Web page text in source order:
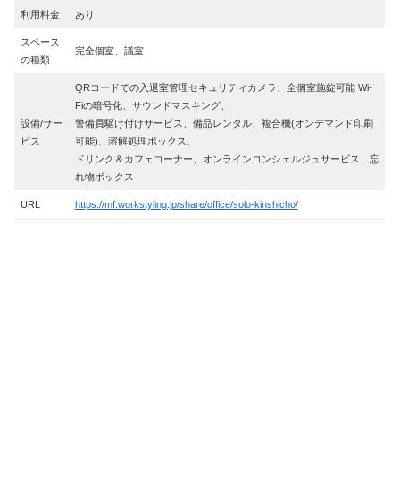
利用料金 あり
スペース
の種類
完全個室、議室
設備/サー
ビス
QRコードでの入退室管理セキュリティカメラ、全個室施錠可能 Wi-
Fiの暗号化、サウンドマスキング、
警備員駆け付けサービス、備品レンタル、複合機(オンデマンド印刷
可能)、溶解処理ボックス、
ドリンク＆カフェコーナー、オンラインコンシェルジュサービス、忘
れ物ボックス
URL https://mf.workstyling.jp/share/office/solo-kinshicho/